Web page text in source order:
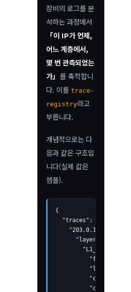
장비의 로그를 분
석하는 과정에서
「이 IP가 언제,
어느 계층에서,
몇 번 관측되었는
가」 를 축적합니
다. 이를trace-
registry라고
부릅니다.
개념적으로는 다
음과 같은 구조입
니다(실제 값은
샘플).
{
  "traces": {
    "203.0.113.42": {
      "layers": {
"L1_network":
          "count": 47,
"context":